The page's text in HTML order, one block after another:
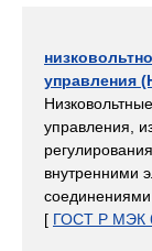
управления
управления,
внутренними
соединениями
[ ГОСТ Р МЭК